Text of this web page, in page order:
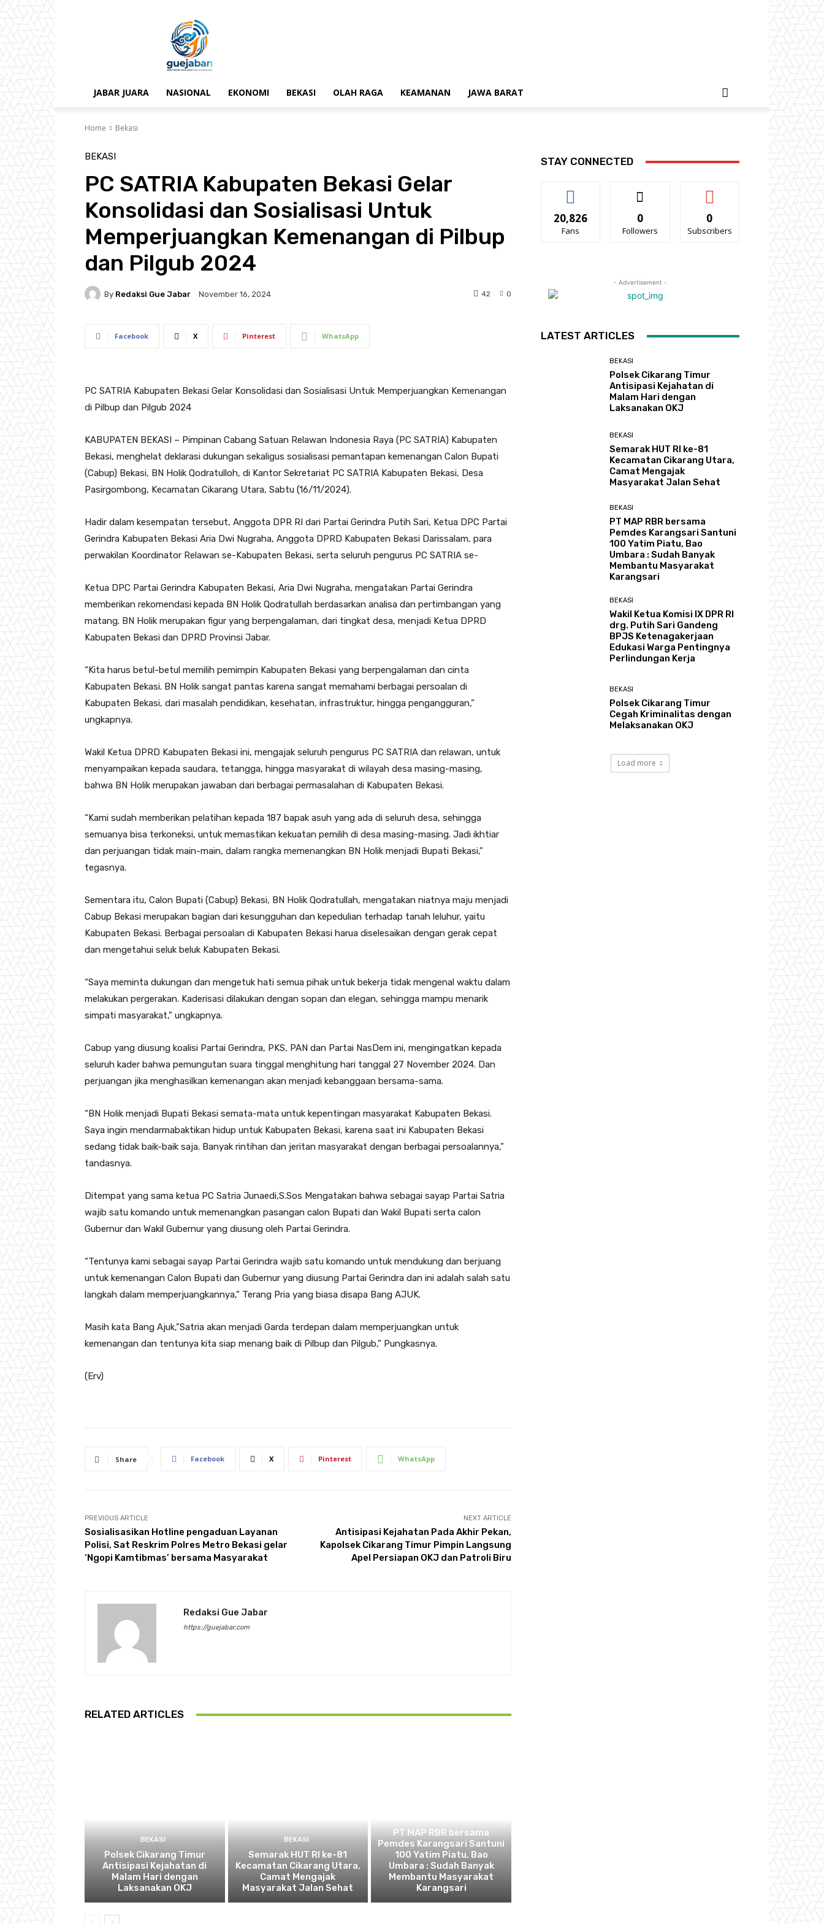
gue
jabar
JABAR JUARA NASIONAL EKONOMI BEKASI OLAH RAGA KEAMANAN JAWA BARAT
Home Bekasi
BEKASI
PC SATRIA Kabupaten Bekasi Gelar
Konsolidasi dan Sosialisasi Untuk
Memperjuangkan Kemenangan di Pilbup
dan Pilgub 2024
By Redaksi Gue Jabar November 16, 2024 0
42
Facebook X Pinterest WhatsApp
PC SATRIA Kabupaten Bekasi Gelar Konsolidasi dan Sosialisasi Untuk Memperjuangkan Kemenangan
di Pilbup dan Pilgub 2024
KABUPATEN BEKASI – Pimpinan Cabang Satuan Relawan Indonesia Raya (PC SATRIA) Kabupaten
Bekasi, menghelat deklarasi dukungan sekaligus sosialisasi pemantapan kemenangan Calon Bupati
(Cabup) Bekasi, BN Holik Qodratulloh, di Kantor Sekretariat PC SATRIA Kabupaten Bekasi, Desa
Pasirgombong, Kecamatan Cikarang Utara, Sabtu (16/11/2024).
Hadir dalam kesempatan tersebut, Anggota DPR RI dari Partai Gerindra Putih Sari, Ketua DPC Partai
Gerindra Kabupaten Bekasi Aria Dwi Nugraha, Anggota DPRD Kabupaten Bekasi Darissalam, para
perwakilan Koordinator Relawan se-Kabupaten Bekasi, serta seluruh pengurus PC SATRIA se-
Ketua DPC Partai Gerindra Kabupaten Bekasi, Aria Dwi Nugraha, mengatakan Partai Gerindra
memberikan rekomendasi kepada BN Holik Qodratullah berdasarkan analisa dan pertimbangan yang
matang. BN Holik merupakan figur yang berpengalaman, dari tingkat desa, menjadi Ketua DPRD
Kabupaten Bekasi dan DPRD Provinsi Jabar.
“Kita harus betul-betul memilih pemimpin Kabupaten Bekasi yang berpengalaman dan cinta
Kabupaten Bekasi. BN Holik sangat pantas karena sangat memahami berbagai persoalan di
Kabupaten Bekasi, dari masalah pendidikan, kesehatan, infrastruktur, hingga pengangguran,”
ungkapnya.
Wakil Ketua DPRD Kabupaten Bekasi ini, mengajak seluruh pengurus PC SATRIA dan relawan, untuk
menyampaikan kepada saudara, tetangga, hingga masyarakat di wilayah desa masing-masing,
bahwa BN Holik merupakan jawaban dari berbagai permasalahan di Kabupaten Bekasi.
“Kami sudah memberikan pelatihan kepada 187 bapak asuh yang ada di seluruh desa, sehingga
semuanya bisa terkoneksi, untuk memastikan kekuatan pemilih di desa masing-masing. Jadi ikhtiar
dan perjuangan tidak main-main, dalam rangka memenangkan BN Holik menjadi Bupati Bekasi,”
tegasnya.
Sementara itu, Calon Bupati (Cabup) Bekasi, BN Holik Qodratullah, mengatakan niatnya maju menjadi
Cabup Bekasi merupakan bagian dari kesungguhan dan kepedulian terhadap tanah leluhur, yaitu
Kabupaten Bekasi. Berbagai persoalan di Kabupaten Bekasi harua diselesaikan dengan gerak cepat
dan mengetahui seluk beluk Kabupaten Bekasi.
“Saya meminta dukungan dan mengetuk hati semua pihak untuk bekerja tidak mengenal waktu dalam
melakukan pergerakan. Kaderisasi dilakukan dengan sopan dan elegan, sehingga mampu menarik
simpati masyarakat,” ungkapnya.
Cabup yang diusung koalisi Partai Gerindra, PKS, PAN dan Partai NasDem ini, mengingatkan kepada
seluruh kader bahwa pemungutan suara tinggal menghitung hari tanggal 27 November 2024. Dan
perjuangan jika menghasilkan kemenangan akan menjadi kebanggaan bersama-sama.
“BN Holik menjadi Bupati Bekasi semata-mata untuk kepentingan masyarakat Kabupaten Bekasi.
Saya ingin mendarmabaktikan hidup untuk Kabupaten Bekasi, karena saat ini Kabupaten Bekasi
sedang tidak baik-baik saja. Banyak rintihan dan jeritan masyarakat dengan berbagai persoalannya,”
tandasnya.
Ditempat yang sama ketua PC Satria Junaedi,S.Sos Mengatakan bahwa sebagai sayap Partai Satria
wajib satu komando untuk memenangkan pasangan calon Bupati dan Wakil Bupati serta calon
Gubernur dan Wakil Gubernur yang diusung oleh Partai Gerindra.
“Tentunya kami sebagai sayap Partai Gerindra wajib satu komando untuk mendukung dan berjuang
untuk kemenangan Calon Bupati dan Gubernur yang diusung Partai Gerindra dan ini adalah salah satu
langkah dalam memperjuangkannya,” Terang Pria yang biasa disapa Bang AJUK.
Masih kata Bang Ajuk,”Satria akan menjadi Garda terdepan dalam memperjuangkan untuk
kemenangan dan tentunya kita siap menang baik di Pilbup dan Pilgub,” Pungkasnya.
(Erv)
Share Facebook X Pinterest WhatsApp
PREVIOUS ARTICLE
Sosialisasikan Hotline pengaduan Layanan
Polisi, Sat Reskrim Polres Metro Bekasi gelar
‘Ngopi Kamtibmas’ bersama Masyarakat
NEXT ARTICLE
Antisipasi Kejahatan Pada Akhir Pekan,
Kapolsek Cikarang Timur Pimpin Langsung
Apel Persiapan OKJ dan Patroli Biru
Redaksi Gue Jabar
https://guejabar.com
RELATED ARTICLES
BEKASI
Polsek Cikarang Timur
Antisipasi Kejahatan di
Malam Hari dengan
Laksanakan OKJ
BEKASI
Semarak HUT RI ke-81
Kecamatan Cikarang Utara,
Camat Mengajak
Masyarakat Jalan Sehat
PT MAP RBR bersama
Pemdes Karangsari Santuni
100 Yatim Piatu, Bao
Umbara : Sudah Banyak
Membantu Masyarakat
Karangsari
STAY CONNECTED
20,826
Fans
0
Followers
0
Subscribers
- Advertisement -
LATEST ARTICLES
BEKASI
Polsek Cikarang Timur
Antisipasi Kejahatan di
Malam Hari dengan
Laksanakan OKJ
BEKASI
Semarak HUT RI ke-81
Kecamatan Cikarang Utara,
Camat Mengajak
Masyarakat Jalan Sehat
BEKASI
PT MAP RBR bersama
Pemdes Karangsari Santuni
100 Yatim Piatu, Bao
Umbara : Sudah Banyak
Membantu Masyarakat
Karangsari
BEKASI
Wakil Ketua Komisi IX DPR RI
drg. Putih Sari Gandeng
BPJS Ketenagakerjaan
Edukasi Warga Pentingnya
Perlindungan Kerja
BEKASI
Polsek Cikarang Timur
Cegah Kriminalitas dengan
Melaksanakan OKJ
Load more